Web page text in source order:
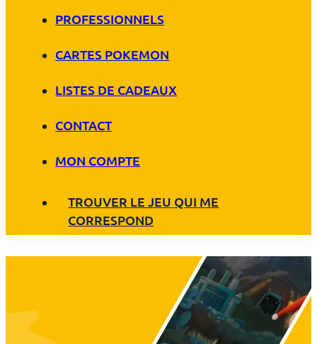
PROFESSIONNELS
CARTES POKEMON
LISTES DE CADEAUX
CONTACT
MON COMPTE
TROUVER LE JEU QUI ME
CORRESPOND